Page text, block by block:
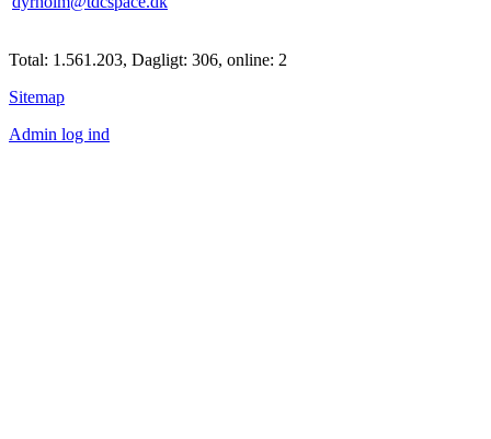
Total: 1.561.203, Dagligt: 306, online: 2
Sitemap
Admin log ind